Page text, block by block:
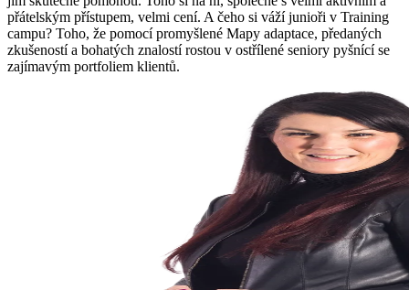
přátelským přístupem, velmi cení. A čeho si váží junioři v Training
campu? Toho, že pomocí promyšlené Mapy adaptace, předaných
zkušeností a bohatých znalostí rostou v ostřílené seniory pyšnící se
zajímavým portfoliem klientů.